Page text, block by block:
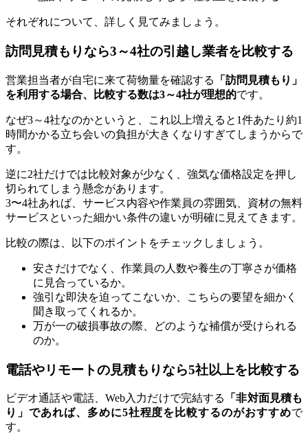
それぞれについて、詳しく見てみましょう。
訪問見積もりなら3～4社の引越し業者を比較する
営業担当者が自宅に来て荷物量を確認する
「訪問見積もり」
を利用する場合、比較する数は3～4社が理想的です。
なぜ3～4社なのかというと、これ以上増えると1件あたり約1
時間かかる立ち会いの負担が大きくなりすぎてしまうからで
す。
逆に2社だけでは比較対象が少なく、強気な価格設定を押し
切られてしまう懸念があります。
3〜4社あれば、サービス内容や作業員の雰囲気、資材の無料
サービスといった細かい条件の違いが明確に見えてきます。
比較の際は、以下のポイントをチェックしましょう。
安さだけでなく、作業員の人数や養生の丁寧さが価格
に見合っているか。
強引な即決を迫ってこないか、こちらの要望を細かく
聞き取ってくれるか。
万が一の破損事故の際、どのような補償が受けられる
のか。
電話やリモートの見積もりなら5社以上を比較する
ビデオ通話や電話、Web入力だけで完結する
「非対面見積も
り」であれば、多めに5社程度を比較するのがおすすめで
す。